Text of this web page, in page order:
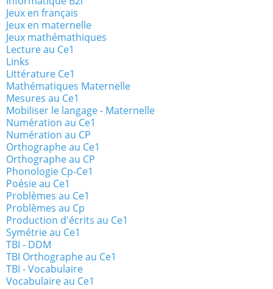
Jeux en français
Jeux en maternelle
Jeux mathémathiques
Lecture au Ce1
Links
Littérature Ce1
Mathématiques Maternelle
Mesures au Ce1
Mobiliser le langage - Maternelle
Numération au Ce1
Numération au CP
Orthographe au Ce1
Orthographe au CP
Phonologie Cp-Ce1
Poésie au Ce1
Problèmes au Ce1
Problèmes au Cp
Production d'écrits au Ce1
Symétrie au Ce1
TBI - DDM
TBI Orthographe au Ce1
TBI - Vocabulaire
Vocabulaire au Ce1